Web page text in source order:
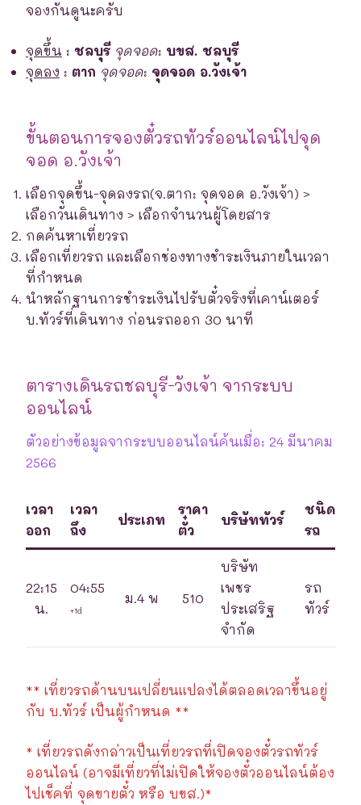
จองกันดูนะครับ
จุดขึ้น : ชลบุรี จุดจอด: บขส. ชลบุรี
จุดลง : ตาก จุดจอด: จุดจอด อ.วังเจ้า
ขั้นตอนการจองตั๋วรถทัวร์ออนไลน์ไปจุด
จอด อ.วังเจ้า
เลือกจุดขึ้น-จุดลงรถ(จ.ตาก: จุดจอด อ.วังเจ้า) >
เลือกวันเดินทาง > เลือกจำนวนผู้โดยสาร
กดค้นหาเที่ยวรถ
เลือกเที่ยวรถ และเลือกช่องทางชำระเงินภายในเวลา
ที่กำหนด
นำหลักฐานการชำระเงินไปรับตั๋วจริงที่เคาน์เตอร์
บ.ทัวร์ที่เดินทาง ก่อนรถออก 30 นาที
ตารางเดินรถชลบุรี-วังเจ้า จากระบบ
ออนไลน์
ตัวอย่างข้อมูลจากระบบออนไลน์ค้นเมื่อ: 24 มีนาคม
2566
เวลา
ออก
เวลา
ถึง
ประเภท
ราคา
ตั๋ว
บริษัททัวร์
ชนิด
รถ
22:15
น.
04:55
+1d
ม.4 พ 510
บริษัท
เพชร
ประเสริฐ
จำกัด
รถ
ทัวร์
** เที่ยวรถด้านบนเปลี่ยนแปลงได้ตลอดเวลาขึ้นอยู่
กับ บ.ทัวร์ เป็นผู้กำหนด **
* เที่ยวรถดังกล่าวเป็นเที่ยวรถที่เปิดจองตั๋วรถทัวร์
ออนไลน์ (อาจมีเที่ยวที่ไม่เปิดให้จองตั๋วออนไลน์ต้อง
ไปเช็คที่ จุดขายตั๋ว หรือ บขส.)*